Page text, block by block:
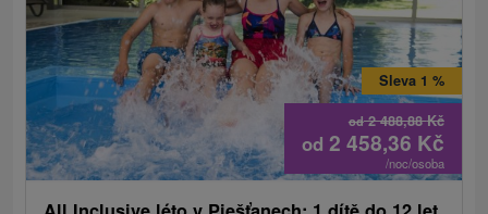
od2 488,88Kč
Sleva 1 %
od 2 458,36 Kč
/noc/osoba